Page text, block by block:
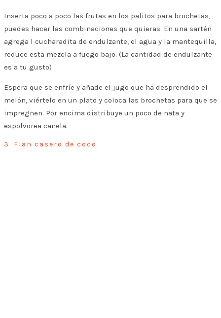
Inserta poco a poco las frutas en los palitos para brochetas,
puedes hacer las combinaciones que quieras. En una sartén
agrega 1 cucharadita de endulzante, el agua y la mantequilla,
reduce esta mezcla a fuego bajo. (La cantidad de endulzante
es a tu gusto)
Espera que se enfríe y añade el jugo que ha desprendido el
melón, viértelo en un plato y coloca las brochetas para que se
impregnen. Por encima distribuye un poco de nata y
espolvorea canela.
3. Flan casero de coco